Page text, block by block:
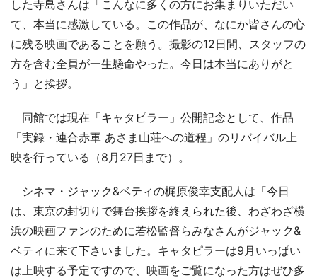
した寺島さんは「こんなに多くの方にお集まりいただい
て、本当に感激している。この作品が、なにか皆さんの心
に残る映画であることを願う。撮影の12日間、スタッフの
方を含む全員が一生懸命やった。今日は本当にありがと
う」と挨拶。
同館では現在「キャタピラー」公開記念として、作品
「実録・連合赤軍 あさま山荘への道程」のリバイバル上
映を行っている（8月27日まで）。
シネマ・ジャック&ベティの梶原俊幸支配人は「今日
は、東京の封切りで舞台挨拶を終えられた後、わざわざ横
浜の映画ファンのために若松監督らみなさんがジャック&
ベティに来て下さいました。キャタピラーは9月いっぱい
は上映する予定ですので、映画をご覧になった方はぜひ多